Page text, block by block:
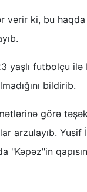
verir ki, bu
yaşlı futbolçu ilə
bildirib.
görə
arzulayıb.
"Kəpəz"in